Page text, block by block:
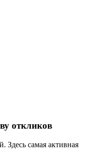
откликов
. Здесь самая активная